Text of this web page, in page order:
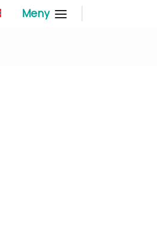
Meny